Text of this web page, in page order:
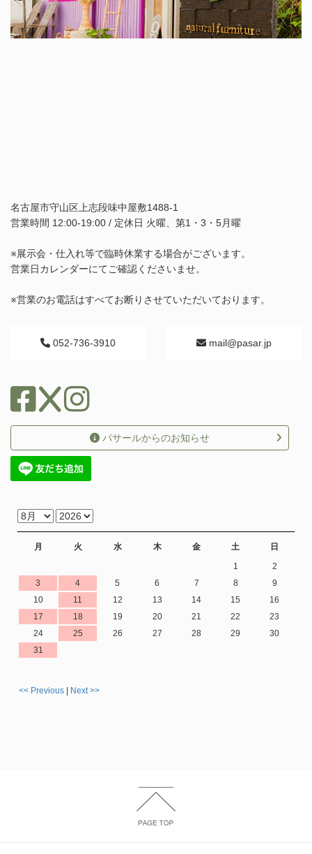
名古屋市守山区上志段味中屋敷1488-1
営業時間 12:00-19:00 / 定休日 火曜、第1・3・5月曜
※展示会・仕入れ等で臨時休業する場合がございます。
営業日カレンダーにてご確認くださいませ。
※営業のお電話はすべてお断りさせていただいております。
052-736-3910 mail@pasar.jp
パサールからのお知らせ
月 火 水 木 金 土 日
<< Previous Next >>
1
2
3
4 5 6 7 8
9
10
11 12 13 14 15
16
17
18 19 20 21 22
23
24
25 26 27 28 29
30
31